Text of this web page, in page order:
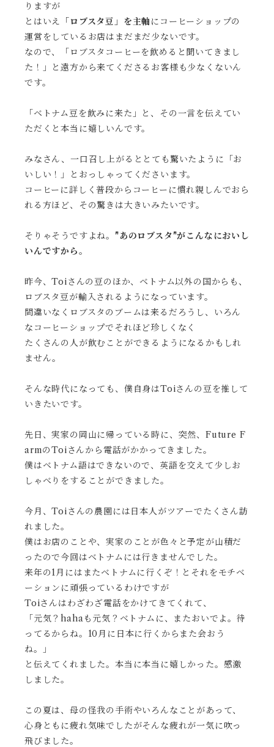
りますが
とはいえ
「ロブスタ豆」を主軸 にコーヒーショップの
運営をしているお店はまだまだ少ないです。
なので、「ロブスタコーヒーを飲めると聞いてきまし
た！」と遠方から来てくださるお客様も少なくないん
です。
「ベトナム豆を飲みに来た」と、その一言を伝えてい
ただくと本当に嬉しいんです。
みなさん、一口召し上がるととても驚いたように「お
いしい！」とおっしゃってくださいます。
コーヒーに詳しく普段からコーヒーに慣れ親しんでおら
れる方ほど、その驚きは大きいみたいです。
そりゃそうですよね。 "あのロブスタ"がこんなにおいし
いんですから。
昨今、Toiさんの豆のほか、ベトナム以外の国からも、
ロブスタ豆が輸入されるようになっています。
間違いなくロブスタのブームは来るだろうし、いろん
なコーヒーショップでそれほど珍しくなく
たくさんの人が飲むことができるようになるかもしれ
ません。
そんな時代になっても、僕自身はToiさんの豆を推して
いきたいです。
先日、実家の岡山に帰っている時に、突然、Future F
armのToiさんから電話がかかってきました。
僕はベトナム語はできないので、英語を交えて少しお
しゃべりをすることができました。
今月、Toiさんの農園には日本人がツアーでたくさん訪
れました。
僕はお店のことや、実家のことが色々と予定が山積だ
ったので今回はベトナムには行きませんでした。
来年の1月にはまたベトナムに行くぞ！とそれをモチベ
ーションに頑張っているわけですが
Toiさんはわざわざ電話をかけてきてくれて、
「元気？hahaも元気？ベトナムに、またおいでよ。待
ってるからね。10月に日本に行くからまた会おう
ね。」
と伝えてくれました。本当に本当に嬉しかった。感激
しました。
この夏は、母の怪我の手術やいろんなことがあって、
心身ともに疲れ気味でしたがそんな疲れが一気に吹っ
飛びました。